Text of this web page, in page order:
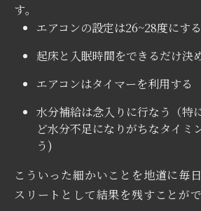
す。
エアコンの設定は26~28度にする
起床と入眠時間をできるだけ決
エアコンはタイマーを利用する
水分補給は念入りに行なう（特
ど水分不足になりがちなタイミ
う)
こういった細かいことを地道に毎
スリートとして結果を残すことがで